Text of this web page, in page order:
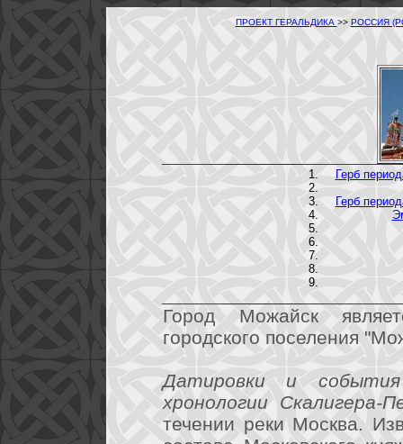
ПРОЕКТ ГЕРАЛЬДИКА >> РОССИЯ
Герб
Герб
Город Можайск
городского поселения
Датировки и
хронологии Скалигера-
течении реки Москва.